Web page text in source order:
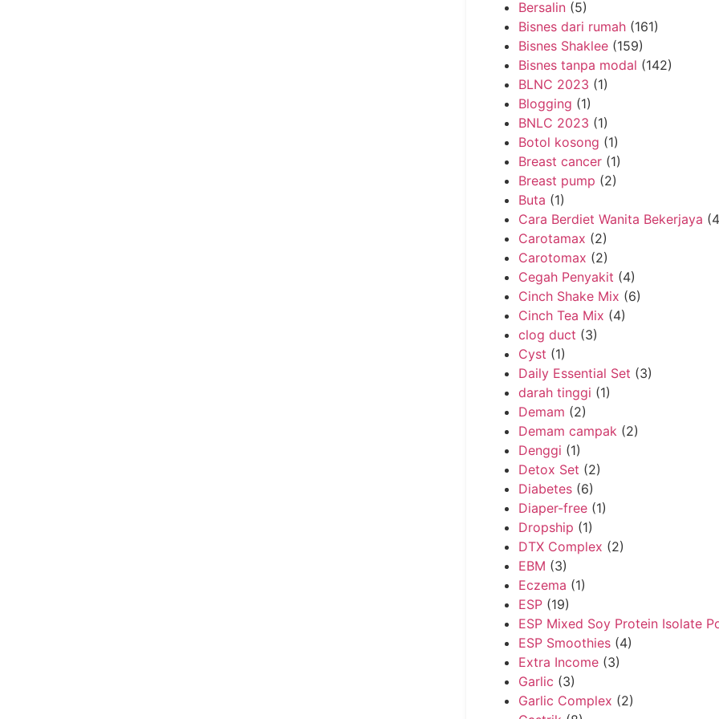
Bersalin (5)
Bisnes dari rumah (161)
Bisnes Shaklee (159)
Bisnes tanpa modal (142)
BLNC 2023 (1)
Blogging (1)
BNLC 2023 (1)
Botol kosong (1)
Breast cancer (1)
Breast pump (2)
Buta (1)
Cara Berdiet Wanita Bekerjaya
Carotamax (2)
Carotomax (2)
Cegah Penyakit (4)
Cinch Shake Mix (6)
Cinch Tea Mix (4)
clog duct (3)
Cyst (1)
Daily Essential Set (3)
darah tinggi (1)
Demam (2)
Demam campak (2)
Denggi (1)
Detox Set (2)
Diabetes (6)
Diaper-free (1)
Dropship (1)
DTX Complex (2)
EBM (3)
Eczema (1)
ESP (19)
ESP Mixed Soy Protein Isolate
ESP Smoothies (4)
Extra Income (3)
Garlic (3)
Garlic Complex (2)